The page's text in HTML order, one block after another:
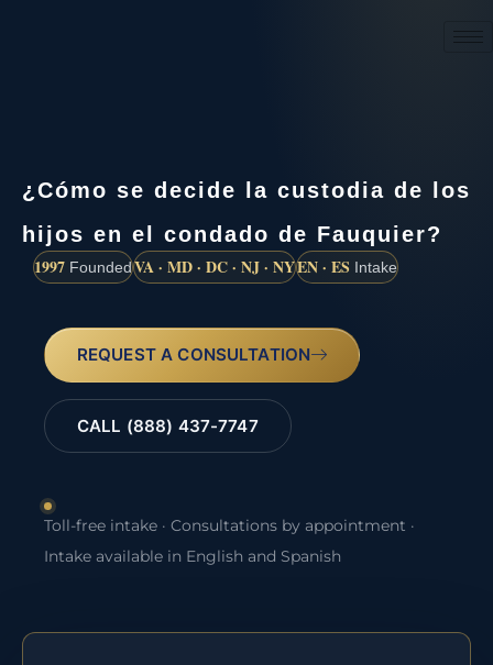
¿Cómo se decide la custodia de los
hijos en el condado de Fauquier?
1997 FoundedVA · MD · DC · NJ · NYEN · ES Intake
REQUEST A CONSULTATION
CALL (888) 437-7747
Toll-free intake · Consultations by appointment ·
Intake available in English and Spanish